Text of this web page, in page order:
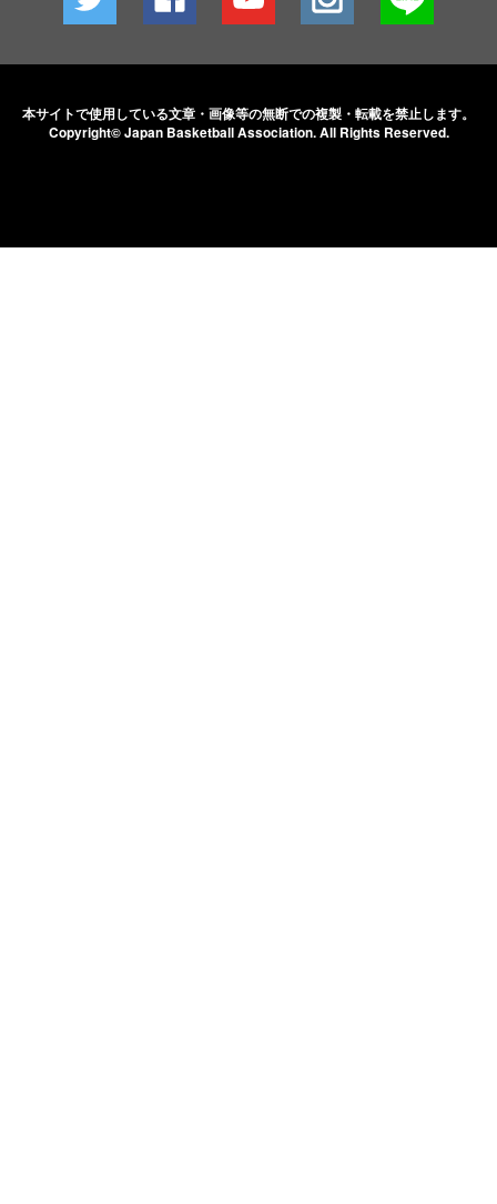
本サイトで使用している文章・画像等の無断での複製・転載を禁止します。
Copyright© Japan Basketball Association.All Rights Reserved.